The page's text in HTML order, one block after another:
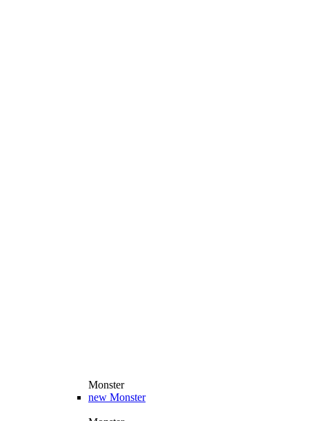
Monster
new Monster